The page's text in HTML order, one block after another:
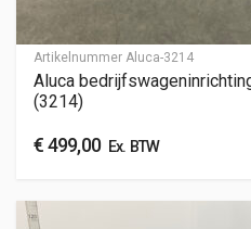
Artikelnummer Aluca-3214
Aluca
(3214)
€499,00Ex. BTW